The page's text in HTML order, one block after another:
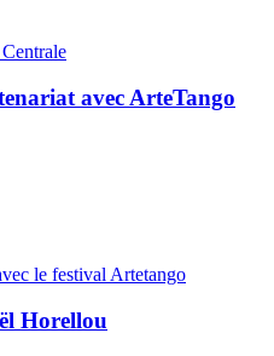
avec ArteTango
le festival Artetango
Horellou